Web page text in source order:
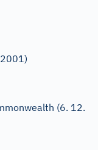
(6. 12.